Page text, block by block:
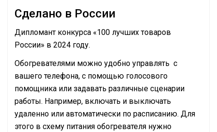
Сделано в России
Дипломант конкурса «100 лучших товаров
России» в 2024 году.
Обогревателями можно удобно управлять с
вашего телефона, с помощью голосового
помощника или задавать различные сценарии
работы. Например, включать и выключать
удаленно или автоматически по расписанию. Для
этого в схему питания обогревателя нужно